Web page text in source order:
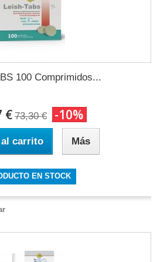
100 Comprimidos...
€ 73,30 € -10%
carrito Más
EN STOCK